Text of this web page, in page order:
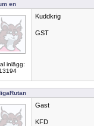
en
inlägg:
13194
Kuddkrig
GST
Gast
KFD